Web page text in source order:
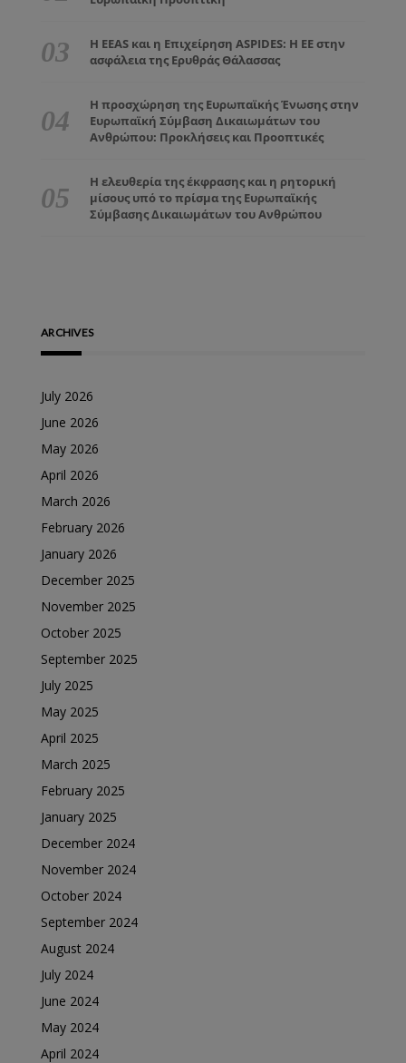
Η EEAS και η Επιχείρηση ASPIDES: Η ΕΕ στην
ασφάλεια της Ερυθράς Θάλασσας
Η προσχώρηση της Ευρωπαϊκής Ένωσης στην
Ευρωπαϊκή Σύμβαση Δικαιωμάτων του
Ανθρώπου: Προκλήσεις και Προοπτικές
Η ελευθερία της έκφρασης και η ρητορική
μίσους υπό το πρίσμα της Ευρωπαϊκής
Σύμβασης Δικαιωμάτων του Ανθρώπου
ARCHIVES
July 2026
June 2026
May 2026
April 2026
March 2026
February 2026
January 2026
December 2025
November 2025
October 2025
September 2025
July 2025
May 2025
April 2025
March 2025
February 2025
January 2025
December 2024
November 2024
October 2024
September 2024
August 2024
July 2024
June 2024
May 2024
April 2024